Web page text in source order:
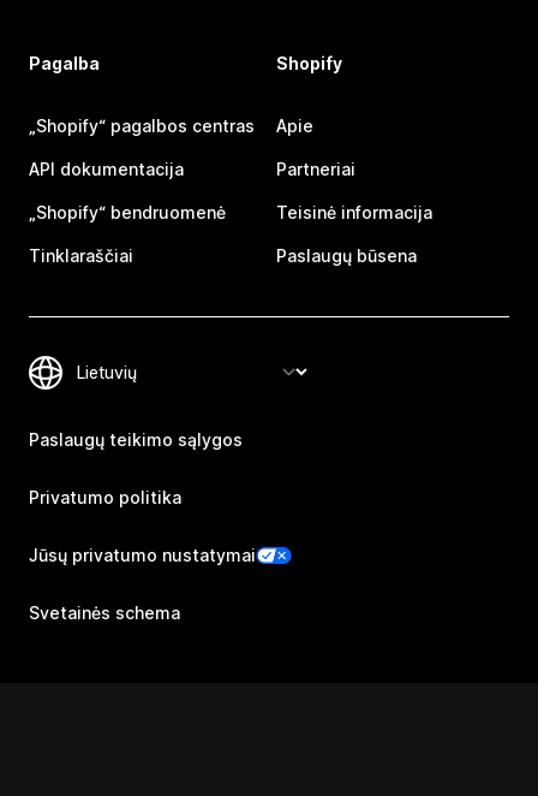
Pagalba
„Shopify“ pagalbos centras
API dokumentacija
„Shopify“ bendruomenė
Tinklaraščiai
Shopify
Apie
Partneriai
Teisinė informacija
Paslaugų būsena
Paslaugų teikimo sąlygos
Privatumo politika
Jūsų privatumo nustatymai
Svetainės schema